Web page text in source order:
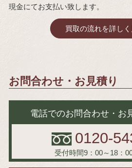
現金にてお支払い致します。
買取の流れを詳しく
お問合わせ・お見積り
電話でのお問合わせ・お
0120-
受付時間9：00～18：